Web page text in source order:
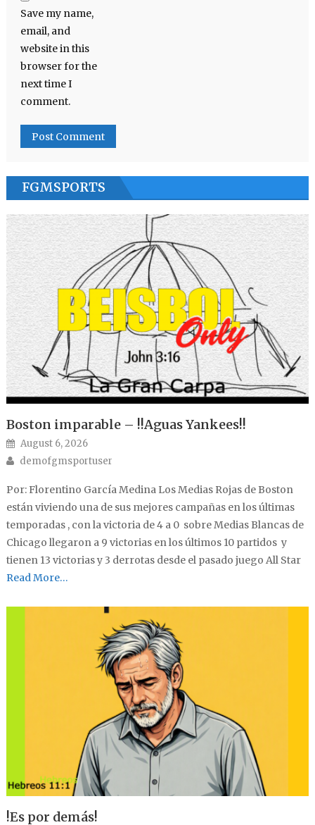
Save my name,
email, and
website in this
browser for the
next time I
comment.
FGMSPORTS
Boston imparable – !!Aguas Yankees!!
Posted on
August 6, 2026
Author
demofgmsportuser
Por: Florentino García Medina Los Medias Rojas de Boston
están viviendo una de sus mejores campañas en los últimas
temporadas , con la victoria de 4 a 0 sobre Medias Blancas de
Chicago llegaron a 9 victorias en los últimos 10 partidos y
tienen 13 victorias y 3 derrotas desde el pasado juego All Star
Read More…
!Es por demás!